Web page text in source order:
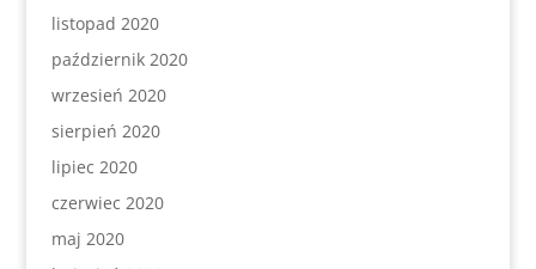
listopad 2020
październik 2020
wrzesień 2020
sierpień 2020
lipiec 2020
czerwiec 2020
maj 2020